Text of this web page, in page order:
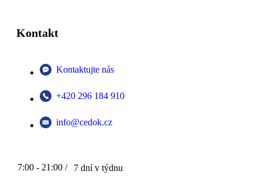
Kontakt
Kontaktujte nás
+420 296 184 910
info@cedok.cz
7:00 - 21:00 / 7 dní v týdnu